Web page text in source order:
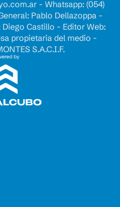
- Whatsapp: (054)
Pablo Dellazoppa -
Castillo - Editor Web:
propietaria del medio -
S.A.C.I.F.